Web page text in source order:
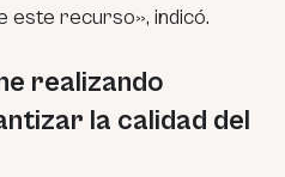
este recurso», indicó.
realizando
la calidad del